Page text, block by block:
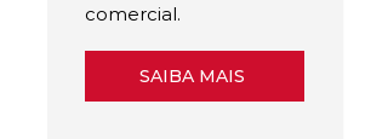
comercial.
SAIBA MAIS